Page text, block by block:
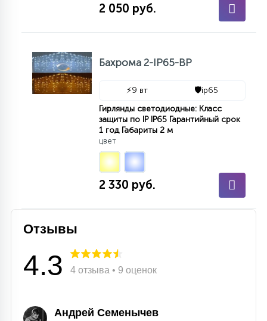
2 050 руб.
Бахрома 2-IP65-BP
⚡9 вт 🛡️ip65
Гирлянды светодиодные: Класс
защиты по IP IP65 Гарантийный срок
1 год Габариты 2 м
цвет
2 330 руб.
Отзывы
4.3 4 отзыва • 9 оценок
Андрей Семенычев